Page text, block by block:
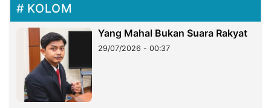
KOLOM
Yang Mahal Bukan Suara Rakyat
29/07/2026 - 00:37